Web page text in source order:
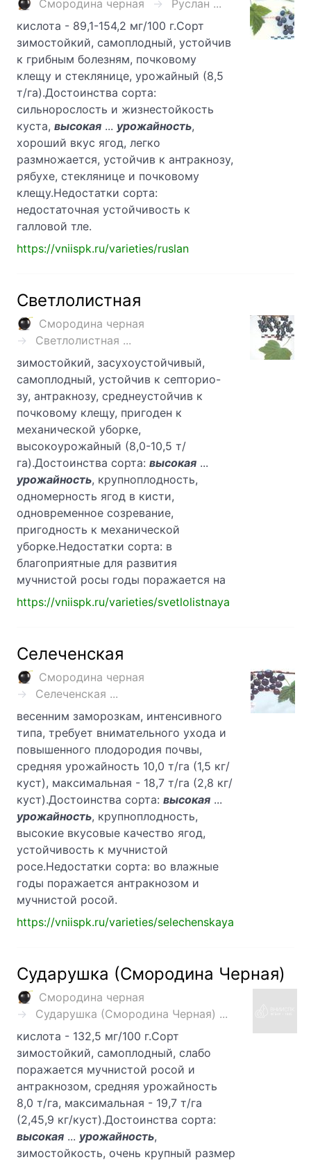
Смородина черная
Руслан ...
кислота - 89,1-154,2 мг/100 г.Сорт
зимостойкий, самоплодный, устойчив
к грибным болезням, почковому
клещу и стеклянице, урожайный (8,5
т/га).Достоинства сорта:
сильнорослость и жизнестойкость
куста, высокая ... урожайность,
хороший вкус ягод, легко
размножается, устойчив к антракнозу,
рябухе, стеклянице и почковому
клещу.Недостатки сорта:
недостаточная устойчивость к
галловой тле.
https://vniispk.ru/varieties/ruslan
Светлолистная
Смородина черная
Светлолистная ...
зимостойкий, засухоустойчивый,
самоплодный, устойчив к септорио-
зу, антракнозу, среднеустойчив к
почковому клещу, пригоден к
механической уборке,
высокоурожайный (8,0-10,5 т/
га).Достоинства сорта: высокая ...
урожайность, крупноплодность,
одномерность ягод в кисти,
одновременное созревание,
пригодность к механической
уборке.Недостатки сорта: в
благоприятные для развития
мучнистой росы годы поражается на
https://vniispk.ru/varieties/svetlolistnaya
Селеченская
Смородина черная
Селеченская ...
весенним заморозкам, интенсивного
типа, требует внимательного ухода и
повышенного плодородия почвы,
средняя урожайность 10,0 т/га (1,5 кг/
куст), максимальная - 18,7 т/га (2,8 кг/
куст).Достоинства сорта: высокая ...
урожайность, крупноплодность,
высокие вкусовые качество ягод,
устойчивость к мучнистой
росе.Недостатки сорта: во влажные
годы поражается антракнозом и
мучнистой росой.
https://vniispk.ru/varieties/selechenskaya
Сударушка (Смородина Черная)
Смородина черная
Сударушка (Смородина Черная) ...
кислота - 132,5 мг/100 г.Сорт
зимостойкий, самоплодный, слабо
поражается мучнистой росой и
антракнозом, средняя урожайность
8,0 т/га, максимальная - 19,7 т/га
(2,45,9 кг/куст).Достоинства сорта:
высокая ... урожайность,
зимостойкость, очень крупный размер